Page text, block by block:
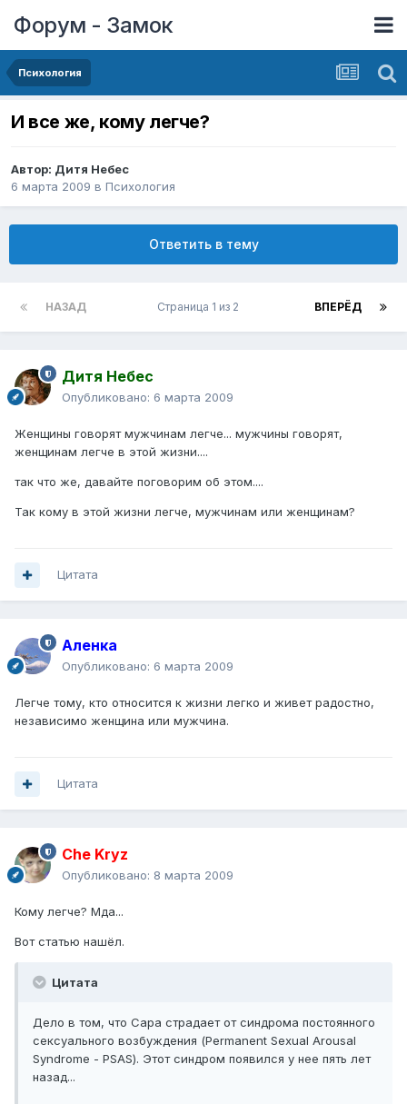
Форум - Замок
Психология
И все же, кому легче?
Автор: Дитя Небес
6 марта 2009 в Психология
Ответить в тему
НАЗАД ВПЕРЁД
Страница 1 из 2
Дитя Небес
Опубликовано: 6 марта 2009
Женщины говорят мужчинам легче... мужчины говорят,
женщинам легче в этой жизни....
так что же, давайте поговорим об этом....
Так кому в этой жизни легче, мужчинам или женщинам?
Цитата
Аленка
Опубликовано: 6 марта 2009
Легче тому, кто относится к жизни легко и живет радостно,
независимо женщина или мужчина.
Цитата
Che Kryz
Опубликовано: 8 марта 2009
Кому легче? Мда...
Вот статью нашёл.
Цитата
Дело в том, что Сара страдает от синдрома постоянного
сексуального возбуждения (Permanent Sexual Arousal
Syndrome - PSAS). Этот синдром появился у нее пять лет
назад...